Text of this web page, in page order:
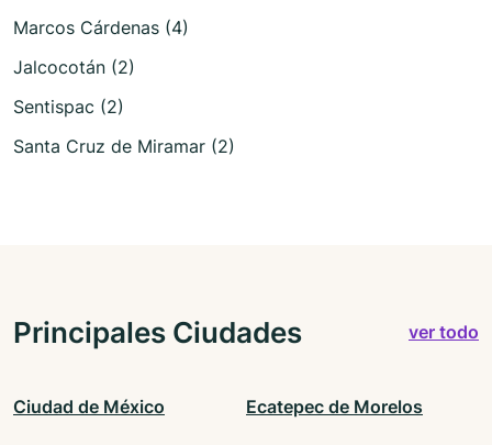
Marcos Cárdenas (4)
Jalcocotán (2)
Sentispac (2)
Santa Cruz de Miramar (2)
Principales Ciudades ver todo
Ciudad de México Ecatepec de Morelos